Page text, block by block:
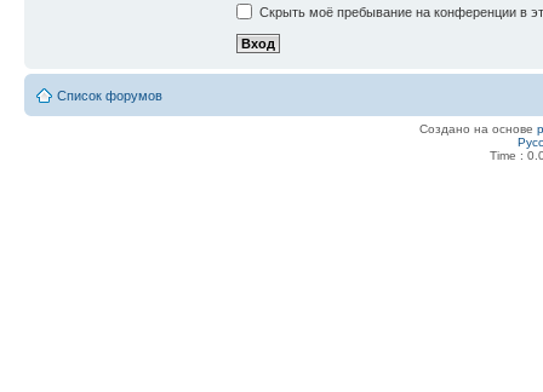
Скрыть моё пребывание на конференции в
Список форумов
Создано на основе
Time :